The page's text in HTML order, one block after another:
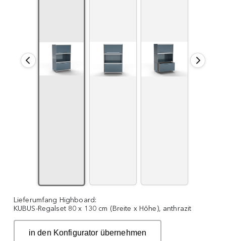
Lieferumfang Highboard:
KUBUS-Regalset 80 x 130 cm (Breite x Höhe), anthrazit
in den Konfigurator übernehmen